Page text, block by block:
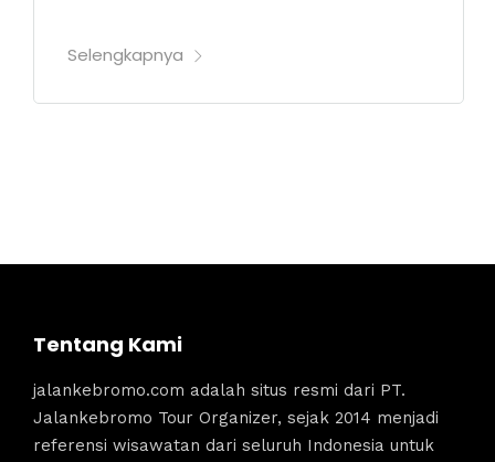
Selengkapnya
Tentang Kami
jalankebromo.com adalah situs resmi dari PT.
Jalankebromo Tour Organizer, sejak 2014 menjadi
referensi wisawatan dari seluruh Indonesia untuk